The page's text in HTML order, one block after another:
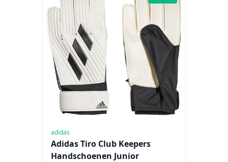
adidas
Adidas Tiro Club Keepers
Handschoenen Junior